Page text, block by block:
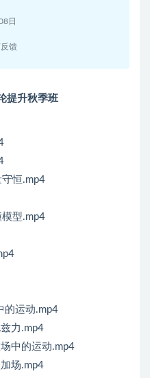
日
馈
提升秋季班
恒.mp4
型.mp4
的运动.mp4
力.mp4
中的运动.mp4
场.mp4